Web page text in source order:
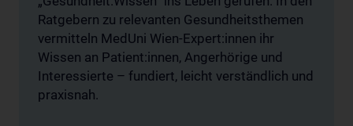
Ratgebern zu relevanten Gesundheitsthemen
vermitteln MedUni Wien-Expert:innen ihr
Wissen an Patient:innen, Angerhörige und
Interessierte – fundiert, leicht verständlich und
praxisnah.